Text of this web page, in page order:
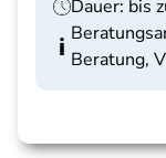
Dauer: bis
Beratung,